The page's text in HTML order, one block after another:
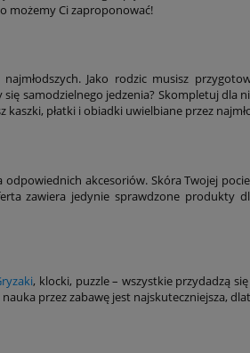
możemy Ci zaproponować!
Jako rodzic musisz
samodzielnego jedzenia? Skompletuj dla
płatki i obiadki uwielbiane przez
akcesoriów. Skóra Twojej
zawiera jedynie sprawdzone produkty
, klocki, puzzle – wszystkie przydadzą
przez zabawę jest najskuteczniejsza,